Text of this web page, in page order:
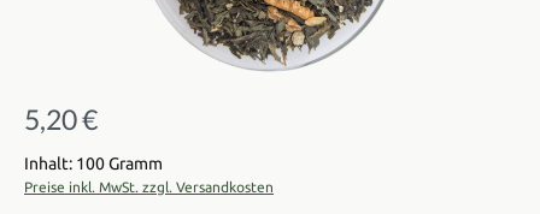
Regulärer Preis:
5,20 €
Inhalt: 100 Gramm
Preise inkl. MwSt. zzgl. Versandkosten